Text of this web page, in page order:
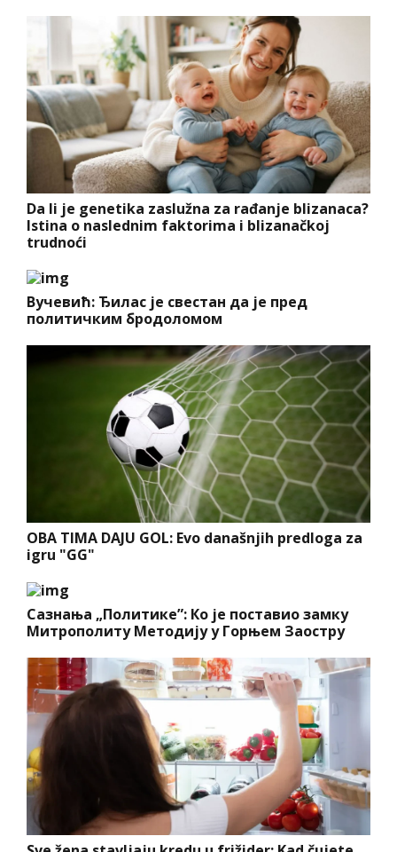
Da li je genetika zaslužna za rađanje blizanaca?
Istina o naslednim faktorima i blizanačkoj
trudnoći
Вучевић: Ђилас је свестан да је пред
политичким бродоломом
OBA TIMA DAJU GOL: Evo današnjih predloga za
igru "GG"
Сазнања „Политике”: Ко је поставио замку
Митрополиту Методију у Горњем Заостру